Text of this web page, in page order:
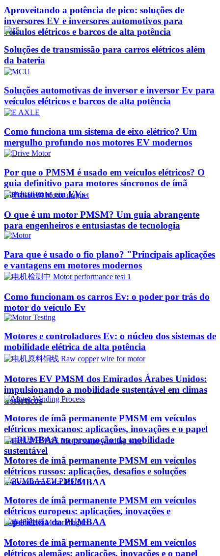
Aproveitando a potência de pico: soluções de
inversores EV e inversores automotivos para
veículos elétricos e barcos de alta potência
Soluções de transmissão para carros elétricos além
da bateria
Soluções automotivas de inversor e inversor Ev para
veículos elétricos e barcos de alta potência
Como funciona um sistema de eixo elétrico? Um
mergulho profundo nos motores EV modernos
Por que o PMSM é usado em veículos elétricos? O
guia definitivo para motores síncronos de ímã
permanente em EVs
O que é um motor PMSM? Um guia abrangente
para engenheiros e entusiastas de tecnologia
Para que é usado o fio plano? "Principais aplicações
e vantagens em motores modernos
Como funcionam os carros Ev: o poder por trás do
motor do veículo Ev
Motores e controladores Ev: o núcleo dos sistemas de
mobilidade elétrica de alta potência
Motores EV PMSM dos Emirados Árabes Unidos:
impulsionando a mobilidade sustentável em climas
desérticos
Motores de ímã permanente PMSM em veículos
elétricos mexicanos: aplicações, inovações e o papel
da PUMBAA na promoção da mobilidade
sustentável
Motores de ímã permanente PMSM em veículos
elétricos russos: aplicações, desafios e soluções
inovadoras da PUMBAA
Motores de ímã permanente PMSM em veículos
elétricos europeus: aplicações, inovações e
experiência da PUMBAA
Motores de ímã permanente PMSM em veículos
elétricos alemães: aplicações, inovações e o papel